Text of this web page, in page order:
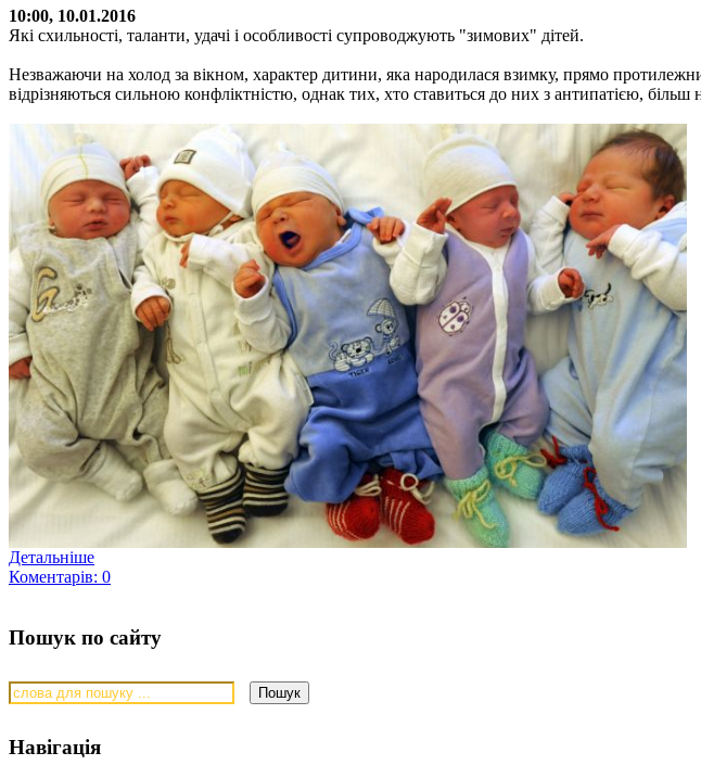
10:00, 10.01.2016
Які схильності, таланти, удачі і особливості супроводжують "зимових" дітей.
Незважаючи на холод за вікном, характер дитини, яка народилася взимку, прямо
відрізняються сильною конфліктністю, однак тих, хто ставиться до них з антипатією, більш
Детальніше
Коментарів: 0
Пошук по сайту
Навігація